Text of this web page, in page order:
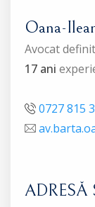
Oana-
Avocat
17 ani
0727 815
ADRESĂ